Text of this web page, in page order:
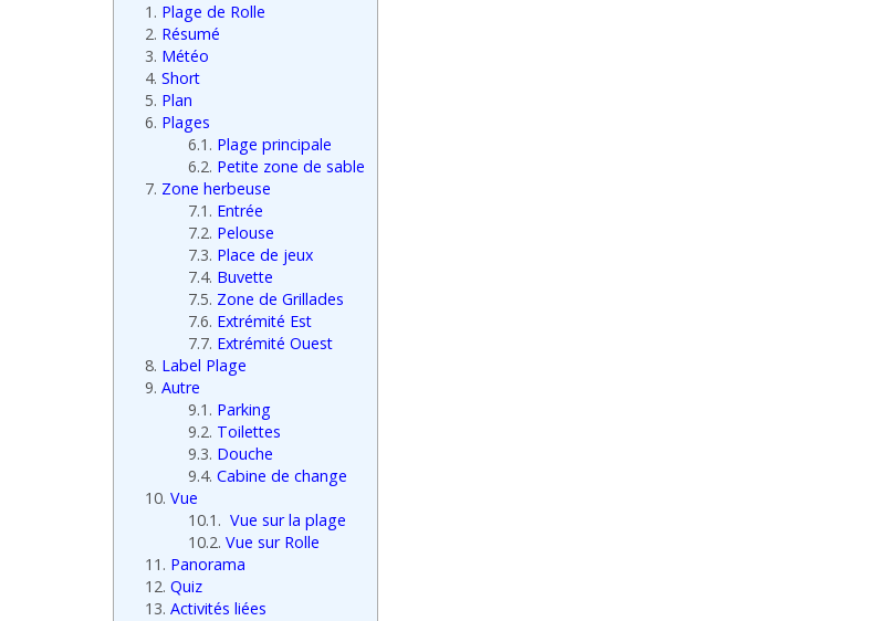
1. Plage de Rolle
2. Résumé
3. Météo
4. Short
5. Plan
6. Plages
6.1. Plage principale
6.2. Petite zone de sable
7. Zone herbeuse
7.1. Entrée
7.2. Pelouse
7.3. Place de jeux
7.4. Buvette
7.5. Zone de Grillades
7.6. Extrémité Est
7.7. Extrémité Ouest
8. Label Plage
9. Autre
9.1. Parking
9.2. Toilettes
9.3. Douche
9.4. Cabine de change
10. Vue
10.1. Vue sur la plage
10.2. Vue sur Rolle
11. Panorama
12. Quiz
13. Activités liées